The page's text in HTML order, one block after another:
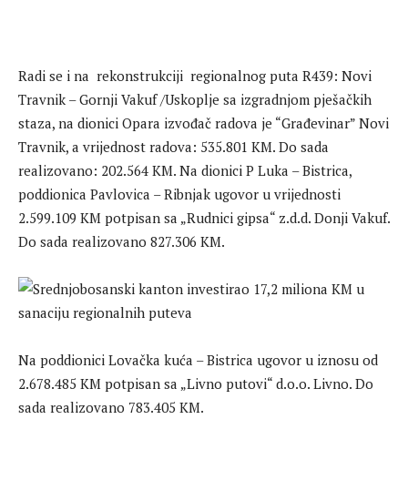
Radi se i na rekonstrukciji regionalnog puta R439: Novi
Travnik – Gornji Vakuf /Uskoplje sa izgradnjom pješačkih
staza, na dionici Opara izvođač radova je “Građevinar” Novi
Travnik, a vrijednost radova: 535.801 KM. Do sada
realizovano: 202.564 KM. Na dionici P Luka – Bistrica,
poddionica Pavlovica – Ribnjak ugovor u vrijednosti
2.599.109 KM potpisan sa „Rudnici gipsa“ z.d.d. Donji Vakuf.
Do sada realizovano 827.306 KM.
Na poddionici Lovačka kuća – Bistrica ugovor u iznosu od
2.678.485 KM potpisan sa „Livno putovi“ d.o.o. Livno. Do
sada realizovano 783.405 KM.